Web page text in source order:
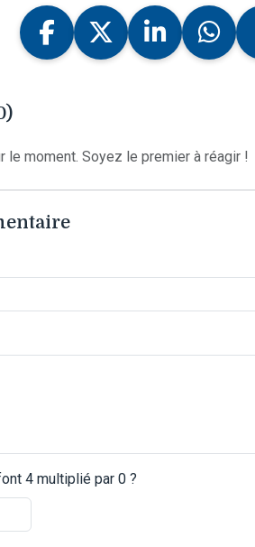
le moment. Soyez le premier à réagir !
4 multiplié par 0 ?